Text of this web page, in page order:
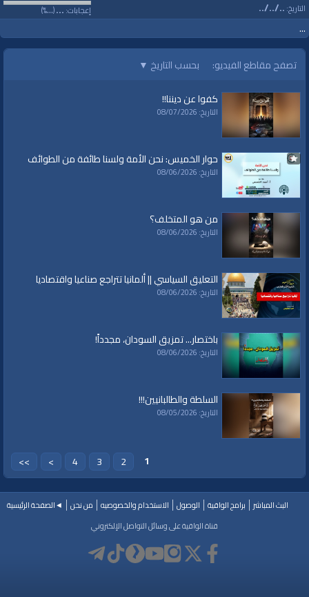
إعجابات:...
(
...
%) التاريخ: ../../..
...
تصفح مقاطع الفيديو: بحسب التاريخ ▼
كفوا عن ديننا!!
التاريخ: 08/07/2026
حوار الخميس: نحن الأمة ولسنا طائفة من الطوائف
التاريخ: 08/06/2026
من هو المتخلف؟
التاريخ: 08/06/2026
التعليق السياسي || ألمانيا تتراجع صناعيا واقتصاديا
التاريخ: 08/06/2026
باختصار... تمزيق السودان، مجدداً!
التاريخ: 08/06/2026
السلطة والطالبانيين!!!
التاريخ: 08/05/2026
1
2
3
4
>
>>
البث المباشر برامج الواقية الوصول الاستخدام والخصوصيه من نحن
◄الصفحة الرئيسية
قناة الواقية على وسائل التواصل الإلكتروني